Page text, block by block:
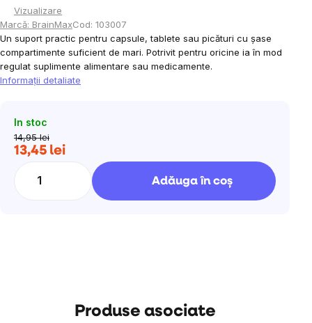
Vizualizare
Marcă: BrainMaxCod: 103007
Un suport practic pentru capsule, tablete sau picături cu șase
compartimente suficient de mari. Potrivit pentru oricine ia în mod
regulat suplimente alimentare sau medicamente.
Informaţii detaliate
In stoc
14,95 lei
13,45 leiEvaluare
Adăuga în coş
Produse asociate